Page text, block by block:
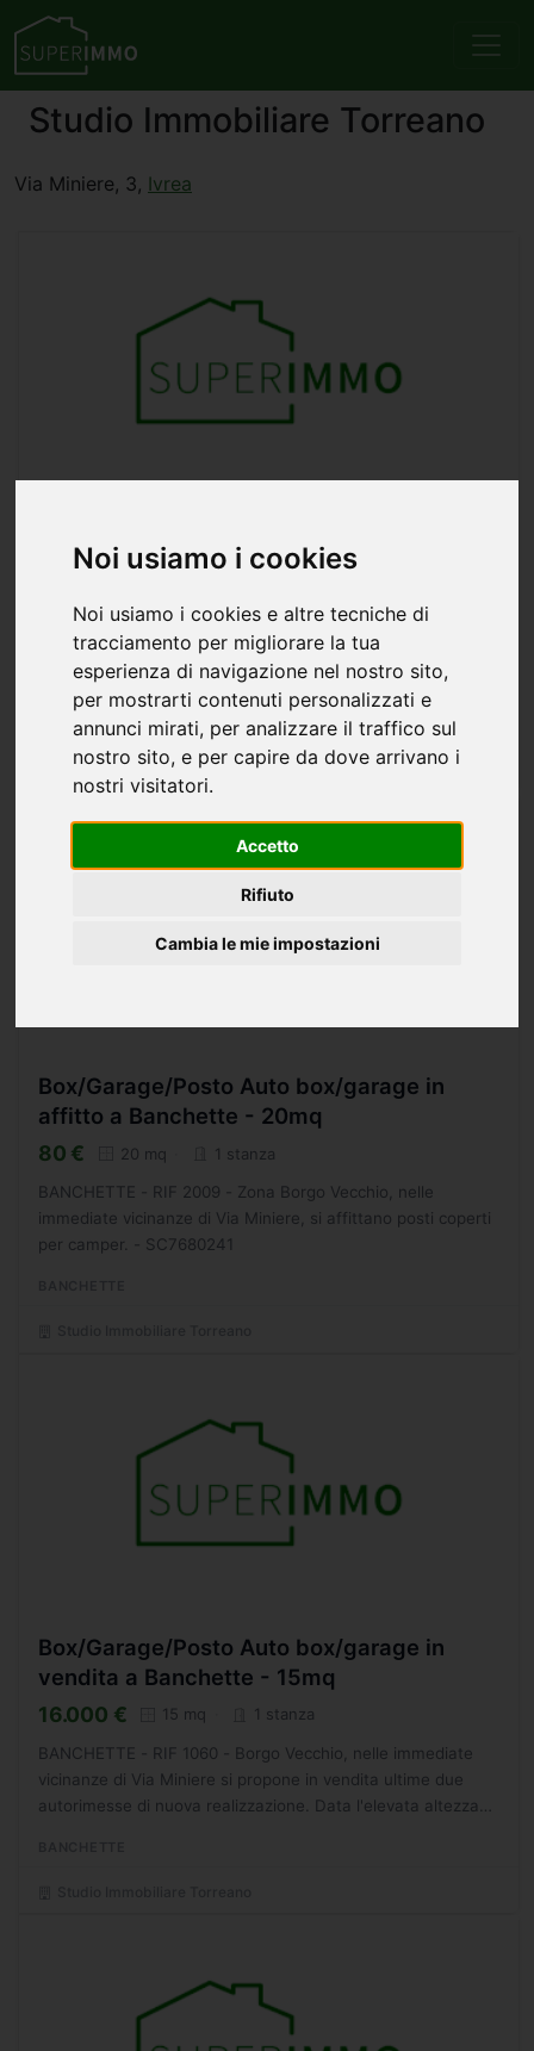
Noi usiamo i cookies
Noi usiamo i cookies e altre tecniche di
tracciamento per migliorare la tua
esperienza di navigazione nel nostro sito,
per mostrarti contenuti personalizzati e
annunci mirati, per analizzare il traffico sul
nostro sito, e per capire da dove arrivano i
nostri visitatori.
Accetto
Rifiuto
Cambia le mie impostazioni
Studio Immobiliare Torreano
Via Miniere, 3, Ivrea
vendita a Ivrea - 450mq
In zona commerciale fronte strada vendesi capannoni di
nuova costruzione con metratura a partire da mq 450 oltre
a terreno pertinenziale L'intero edificio, costituito da 4 lotti,
ha una superficie complessiva edificata di...
IVREA
Studio Immobiliare Torreano
Box/Garage/Posto Auto box/garage in
affitto a Banchette - 20mq
80 € 20 mq 1 stanza
BANCHETTE - RIF 2009 - Zona Borgo Vecchio, nelle
immediate vicinanze di Via Miniere, si affittano posti coperti
per camper. - SC7680241
Box/Garage/Posto Auto box/garage in
vendita a Banchette - 15mq
16.000 € 15 mq 1 stanza
BANCHETTE - RIF 1060 - Borgo Vecchio, nelle immediate
vicinanze di Via Miniere si propone in vendita ultime due
autorimesse di nuova realizzazione. Data l'elevata altezza